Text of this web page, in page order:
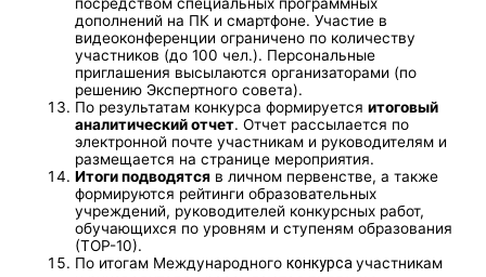
посредством специальных программных
дополнений на ПК и смартфоне. Участие в
видеоконференции ограничено по количеству
участников (до 100 чел.). Персональные
приглашения высылаются организаторами (по
решению Экспертного совета).
По результатам конкурса формируется итоговый
аналитический отчет. Отчет рассылается по
электронной почте участникам и руководителям и
размещается на странице мероприятия.
Итоги подводятсяв личном первенстве, а также
формируются рейтинги образовательных
учреждений, руководителей конкурсных работ,
обучающихся по уровням и ступеням образования
(ТОР-10).
По итогам Международного конкурсаучастникам